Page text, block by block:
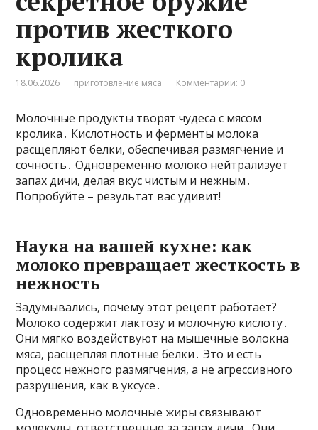
против жесткого
кролика
18.06.2026 приготовление мяса Комментарии: 0
Молочные продукты творят чудеса с мясом
кролика․ Кислотность и ферменты молока
расщепляют белки‚ обеспечивая размягчение и
сочность․ Одновременно молоко нейтрализует
запах дичи‚ делая вкус чистым и нежным․
Попробуйте – результат вас удивит!
Наука на вашей кухне: как
молоко превращает жесткость в
нежность
Задумывались‚ почему этот рецепт работает?
Молоко содержит лактозу и молочную кислоту․
Они мягко воздействуют на мышечные волокна
мяса‚ расщепляя плотные белки․ Это и есть
процесс нежного размягчения‚ а не агрессивного
разрушения‚ как в уксусе․
Одновременно молочные жиры связывают